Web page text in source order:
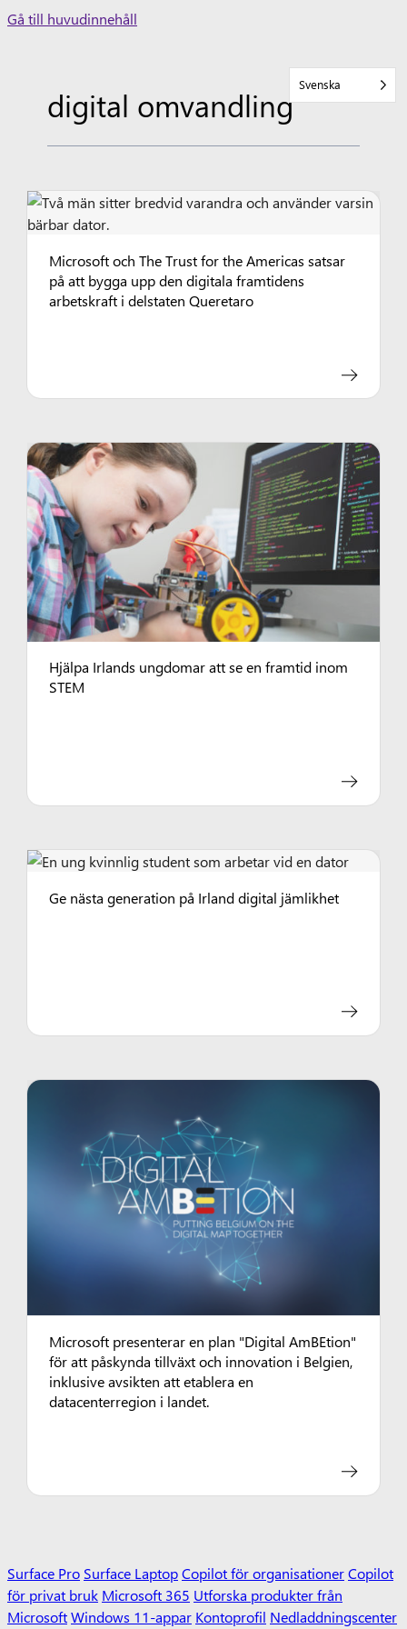
Skip
Gå till huvudinnehåll
Svenska
digital omvandling
Microsoft och The Trust for the Americas satsar
på att bygga upp den digitala framtidens
arbetskraft i delstaten Queretaro
Hjälpa Irlands ungdomar att se en framtid inom
STEM
Ge nästa generation på Irland digital jämlikhet
Microsoft presenterar en plan "Digital AmBEtion"
för att påskynda tillväxt och innovation i Belgien,
inklusive avsikten att etablera en
datacenterregion i landet.
Surface Pro Surface LaptopCopilot för organisationerCopilot
för privat bruk Microsoft 365 Utforska produkter från
MicrosoftWindows 11-appar Kontoprofil Nedladdningscenter